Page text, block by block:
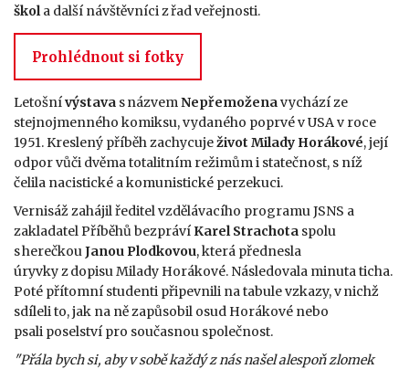
škola další návštěvníci z řad veřejnosti.
Prohlédnout si fotky
Letošnívýstava s názvemNepřemoženavychází ze
stejnojmenného komiksu, vydaného poprvé v USA v roce
1951. Kreslený příběh zachycuježivot Milady Horákové, její
odpor vůči dvěma totalitním režimům i statečnost, s níž
čelila nacistické a komunistické perzekuci.
Vernisáž zahájil ředitel vzdělávacího programu JSNS a
zakladatel Příběhů bezpráví Karel Strachota spolu
s herečkouJanou Plodkovou, která přednesla
úryvky z dopisu Milady Horákové. Následovala minuta ticha.
Poté přítomní studenti připevnili na tabule vzkazy, v nichž
sdíleli to, jak na ně zapůsobil osud Horákové nebo
psali poselství pro současnou společnost.
"Přála bych si, aby v sobě každý z nás našel alespoň zlomek